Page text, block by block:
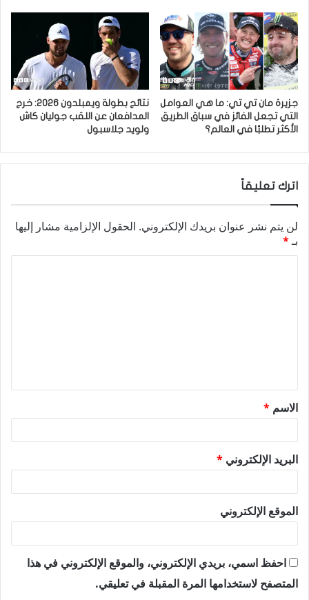
جزيرة مان تي تي: ما هي العوامل
التي تجعل الفائز في سباق الطريق
الأكثر تطلبًا في العالم؟
نتائج بطولة ويمبلدون 2026: خرج
المدافعان عن اللقب جوليان كاش
ولويد جلاسبول
اترك تعليقاً
لن يتم نشر عنوان بريدك الإلكتروني. الحقول الإلزامية مشار إليها
بـ*
ق
*
الاسم *
البريد الإلكتروني *
الموقع الإلكتروني
احفظ اسمي، بريدي الإلكتروني، والموقع الإلكتروني في هذا
المتصفح لاستخدامها المرة المقبلة في تعليقي.